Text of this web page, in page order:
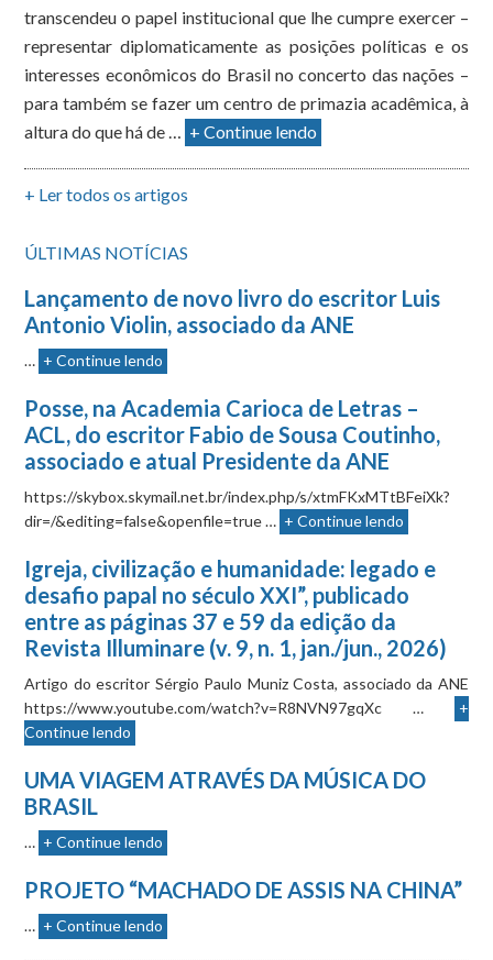
transcendeu o papel institucional que lhe cumpre exercer –
representar diplomaticamente as posições políticas e os
interesses econômicos do Brasil no concerto das nações –
para também se fazer um centro de primazia acadêmica, à
altura do que há de …
+ Continue lendo
+ Ler todos os artigos
ÚLTIMAS NOTÍCIAS
Lançamento de novo livro do escritor Luis
Antonio Violin, associado da ANE
… + Continue lendo
Posse, na Academia Carioca de Letras –
ACL, do escritor Fabio de Sousa Coutinho,
associado e atual Presidente da ANE
https://skybox.skymail.net.br/index.php/s/xtmFKxMTtBFeiXk?
dir=/&editing=false&openfile=true … + Continue lendo
Igreja, civilização e humanidade: legado e
desafio papal no século XXI”, publicado
entre as páginas 37 e 59 da edição da
Revista Illuminare (v. 9, n. 1, jan./jun., 2026)
Artigo do escritor Sérgio Paulo Muniz Costa, associado da ANE
https://www.youtube.com/watch?v=R8NVN97gqXc …
+
Continue lendo
UMA VIAGEM ATRAVÉS DA MÚSICA DO
BRASIL
… + Continue lendo
PROJETO “MACHADO DE ASSIS NA CHINA”
… + Continue lendo